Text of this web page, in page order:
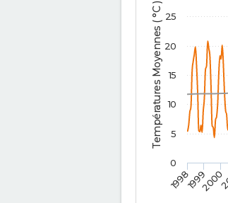
Températures Moyennes ( °C )
199819992000
0
5
10
15
20
25